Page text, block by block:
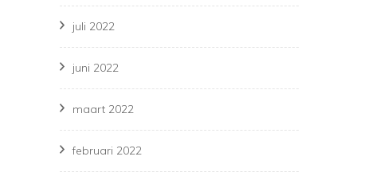
juli 2022
juni 2022
maart 2022
februari 2022